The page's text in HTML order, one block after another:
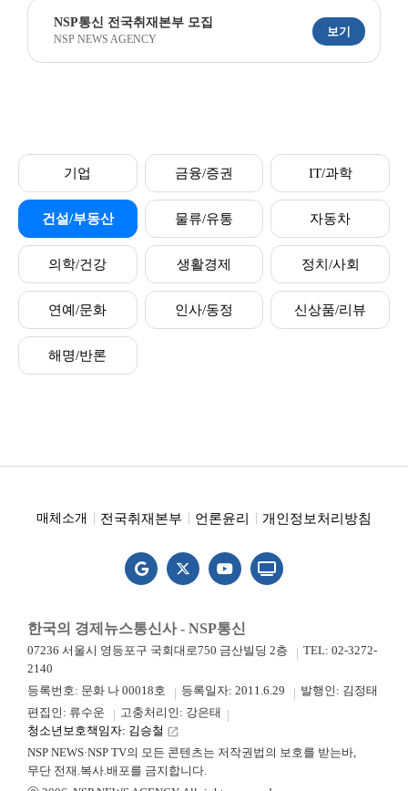
NSP통신 전국취재본부 모집
NSP NEWS AGENCY
보기
기업 금융/증권 IT/과학
건설/부동산 물류/유통 자동차
의학/건강 생활경제 정치/사회
연예/문화 인사/동정 신상품/리뷰
해명/반론
매체소개 전국취재본부 언론윤리 개인정보처리방침
한국의 경제뉴스통신사 - NSP통신
07236 서울시 영등포구 국회대로750 금산빌딩 2층
TEL: 02-3272-
2140
등록번호: 문화 나 00018호
등록일자: 2011.6.29
발행인: 김정태
편집인: 류수운
고충처리인: 강은태
청소년보호책임자: 김승철 launch
NSP NEWS·NSP TV의 모든 콘텐츠는 저작권법의 보호를 받는바,
무단 전재.복사.배포를 금지합니다.